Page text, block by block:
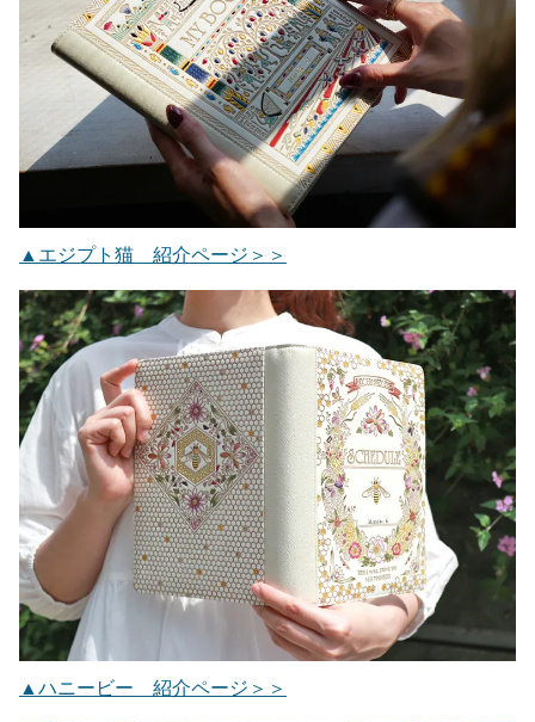
▲エジプト猫 紹介ページ＞＞
▲ハニービー 紹介ページ＞＞